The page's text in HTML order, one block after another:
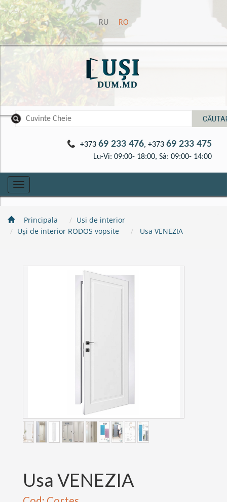
RU RO
+373 69 233 476, +373 69 233 475
Lu-Vi: 09:00- 18:00, Sâ: 09:00- 14:00
Toggle
navigation
Principala
Usi de interior
Uși de interior RODOS vopsite
Usa VENEZIA
Usa VENEZIA